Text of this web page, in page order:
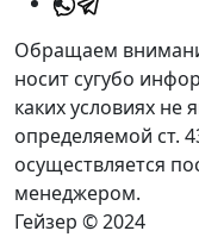
Обращаем
носит сугубо
каких условиях не
определяемой ст.
осуществляется
менеджером.
Гейзер © 2024